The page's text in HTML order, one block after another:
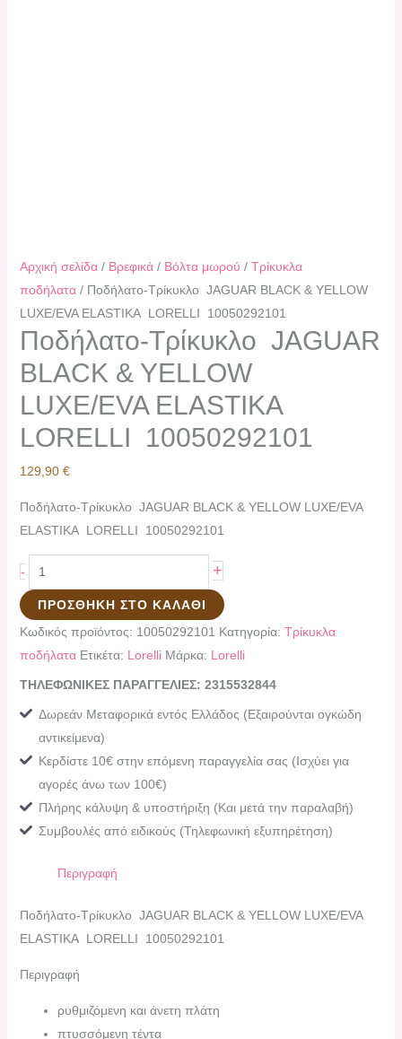
Αρχική σελίδα/ Βρεφικά/ Βόλτα μωρού / Τρίκυκλα
ποδήλατα/ Ποδήλατο-Τρίκυκλο JAGUAR BLACK & YELLOW
LUXE/EVA ELASTIKA LORELLI 10050292101
Ποδήλατο-Τρίκυκλο JAGUAR
BLACK & YELLOW
LUXE/EVA ELASTIKA
LORELLI 10050292101
129,90 €
Ποδήλατο-Τρίκυκλο JAGUAR BLACK & YELLOW LUXE/EVA
ELASTIKA LORELLI 10050292101
- +
ΠΡΟΣΘΉΚΗ ΣΤΟ ΚΑΛΆΘΙ
Κωδικός προϊόντος: 10050292101 Κατηγορία: Τρίκυκλα
ποδήλατα Ετικέτα: Lorelli Μάρκα: Lorelli
ΤΗΛΕΦΩΝΙΚΕΣ ΠΑΡΑΓΓΕΛΙΕΣ: 2315532844
Δωρεάν Μεταφορικά εντός Ελλάδος (Εξαιρούνται ογκώδη
αντικείμενα)
Κερδίστε 10€ στην επόμενη παραγγελία σας (Ισχύει για
αγορές άνω των 100€)
Πλήρης κάλυψη & υποστήριξη (Και μετά την παραλαβή)
Συμβουλές από ειδικούς (Τηλεφωνική εξυπηρέτηση)
Περιγραφή
Ποδήλατο-Τρίκυκλο JAGUAR BLACK & YELLOW LUXE/EVA
ELASTIKA LORELLI 10050292101
Περιγραφή
ρυθμιζόμενη και άνετη πλάτη
πτυσσόμενη τέντα